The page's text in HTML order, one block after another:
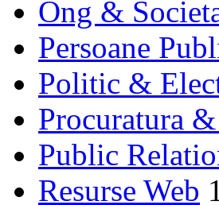
Ong &
Persoane
Politic &
Procuratura
Public
Resurse Web